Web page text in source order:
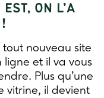
ON L’A
tout nouveau site
ligne et il va vous
Plus qu’une
vitrine, il devient